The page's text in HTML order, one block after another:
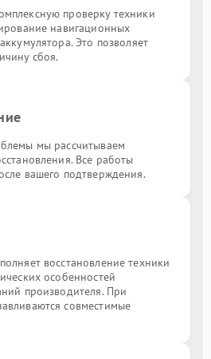
проверку техники
навигационных
Это позволяет
сбоя.
мы рассчитываем
Все работы
вашего подтверждения.
восстановление техники
особенностей
производителя. При
совместимые